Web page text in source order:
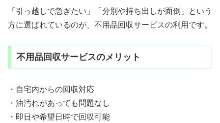
「引っ越しで急ぎたい」「分別や持ち出しが面倒」という
方に選ばれているのが、不用品回収サービスの利用です。
不用品回収サービスのメリット
・自宅内からの回収対応
・油汚れがあっても問題なし
・即日や希望日時で回収可能